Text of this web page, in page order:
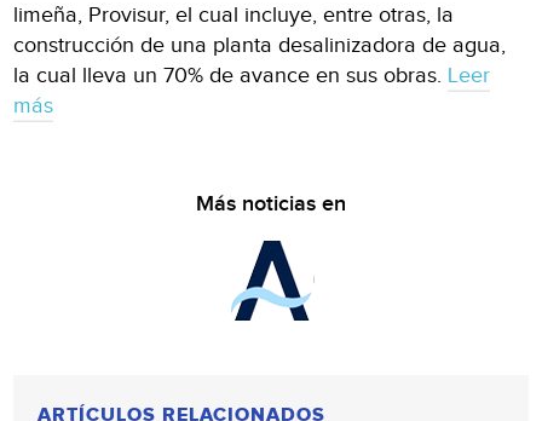
limeña, Provisur, el cual incluye, entre otras, la
construcción de una planta desalinizadora de agua,
la cual lleva un 70% de avance en sus obras. Leer
más
Más noticias en
ARTÍCULOS RELACIONADOS